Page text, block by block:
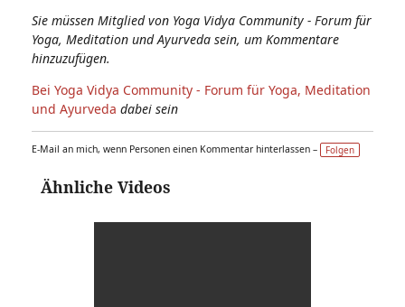
Sie müssen Mitglied von Yoga Vidya Community - Forum für
Yoga, Meditation und Ayurveda sein, um Kommentare
hinzuzufügen.
Bei Yoga Vidya Community - Forum für Yoga, Meditation
und Ayurveda dabei sein
E-Mail an mich, wenn Personen einen Kommentar hinterlassen – Folgen
Ähnliche Videos